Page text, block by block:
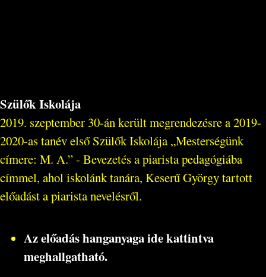
Szülők Iskolája
2019. szeptember 30-án került megrendezésre a 2019-
2020-as tanév első Szülők Iskolája „Mesterségünk
címere: M. A.” - Bevezetés a piarista pedagógiába
címmel, ahol iskolánk tanára, Keserű György tartott
előadást a piarista nevelésről.
Az előadás hanganyaga ide kattintva
meghallgatható.